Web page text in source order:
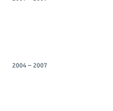
2004 – 2007